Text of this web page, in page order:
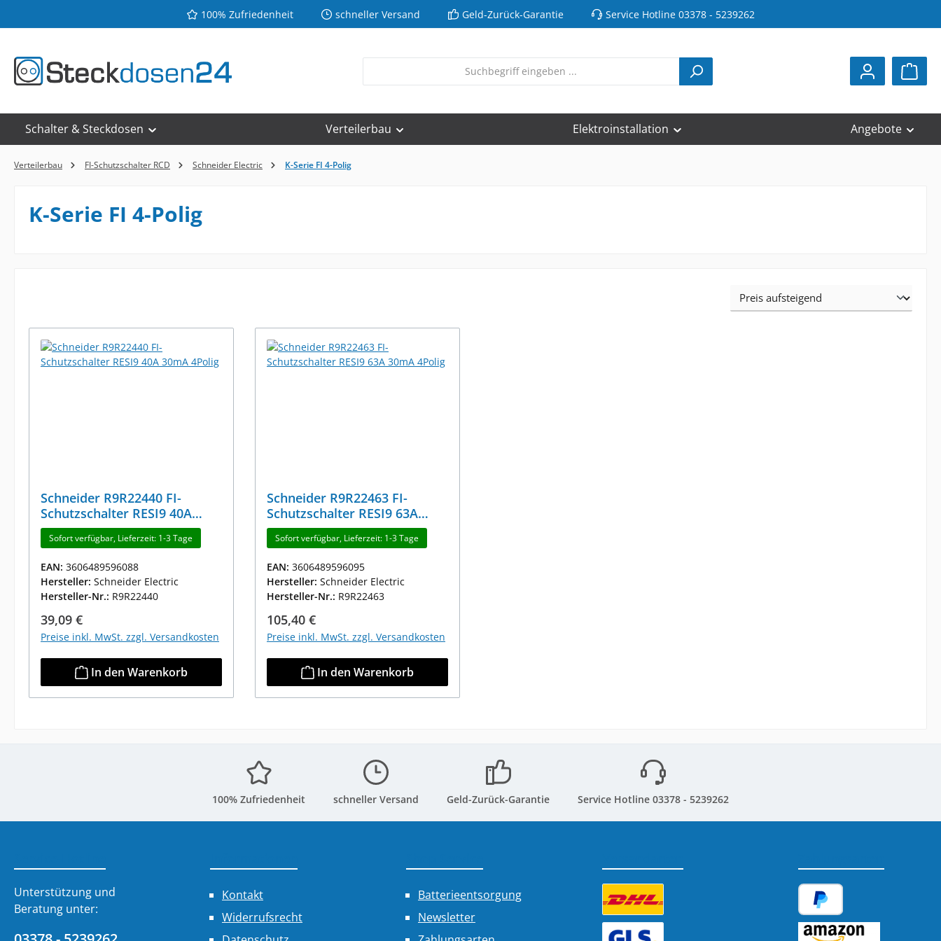
100% Zufriedenheit schneller Versand Geld-Zurück-Garantie Service Hotline 03378 - 5239262
Schalter & Steckdosen Verteilerbau Elektroinstallation Angebote
Verteilerbau FI-Schutzschalter RCD Schneider Electric K-Serie FI 4-Polig
K-Serie FI 4-Polig
Schneider R9R22440 FI-
Schutzschalter RESI9 40A
30mA 4Polig
Sofort verfügbar, Lieferzeit: 1-3 Tage
EAN: 3606489596088
Hersteller: Schneider Electric
Hersteller-Nr.: R9R22440
Regulärer Preis:
39,09 €
Preise inkl. MwSt. zzgl. Versandkosten
In den Warenkorb
Schneider R9R22463 FI-
Schutzschalter RESI9 63A
30mA 4Polig
Sofort verfügbar, Lieferzeit: 1-3 Tage
EAN: 3606489596095
Hersteller: Schneider Electric
Hersteller-Nr.: R9R22463
Regulärer Preis:
105,40 €
Preise inkl. MwSt. zzgl. Versandkosten
In den Warenkorb
100% Zufriedenheit schneller Versand Geld-Zurück-Garantie Service Hotline 03378 - 5239262
Unterstützung und
Beratung unter:
Kontakt
Widerrufsrecht
Batterieentsorgung
Newsletter
Benutzerdefiniertes Bild 1 PayPal